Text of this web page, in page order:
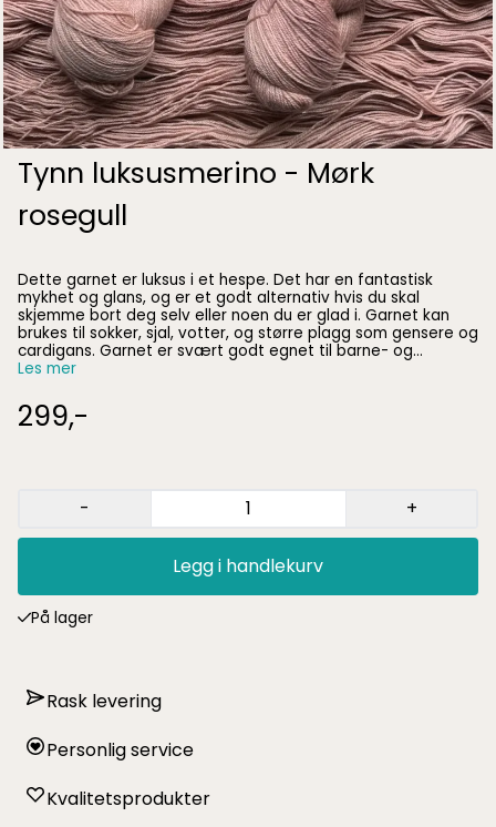
Tynn luksusmerino - Mørk
rosegull
Dette garnet er luksus i et hespe. Det har en fantastisk
mykhet og glans, og er et godt alternativ hvis du skal
skjemme bort deg selv eller noen du er glad i. Garnet kan
brukes til sokker, sjal, votter, og større plagg som gensere og
cardigans. Garnet er svært godt egnet til barne- og
babyklær. 75% extrafine merino, 25% silke Superwash 100g =
Les mer
299,-
- +
Legg i handlekurv
På lager
Rask levering
Personlig service
Kvalitetsprodukter